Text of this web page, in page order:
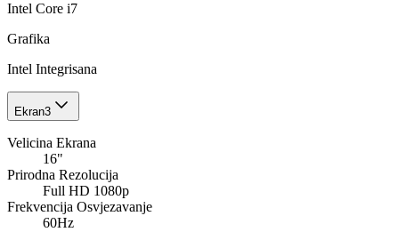
Intel Core i7
Grafika
Intel Integrisana
Ekran3
Velicina Ekrana
16"
Prirodna Rezolucija
Full HD 1080p
Frekvencija Osvjezavanje
60Hz